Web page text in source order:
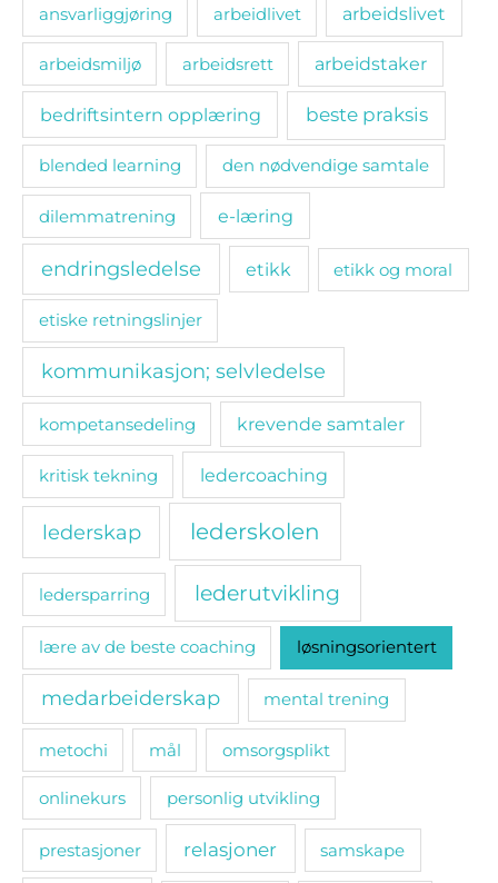
ansvarliggjøring arbeidlivet arbeidslivet
arbeidsmiljø arbeidsrett arbeidstaker
bedriftsintern opplæring beste praksis
blended learning den nødvendige samtale
dilemmatrening e-læring
endringsledelse etikk etikk og moral
etiske retningslinjer
kommunikasjon; selvledelse
kompetansedeling krevende samtaler
kritisk tekning ledercoaching
lederskap lederskolen
ledersparring lederutvikling
lære av de beste coaching løsningsorientert
medarbeiderskap mental trening
metochi mål omsorgsplikt
onlinekurs personlig utvikling
prestasjoner relasjoner samskape